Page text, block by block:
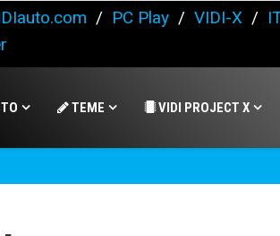
/ PC Play / VIDI-X /
TEME VIDI PROJECT X